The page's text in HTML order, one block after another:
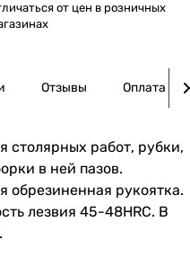
от цен в розничных
Отзывы Оплата
столярных работ, рубки,
в ней пазов.
обрезиненная рукоятка.
лезвия 45-48HRC. В